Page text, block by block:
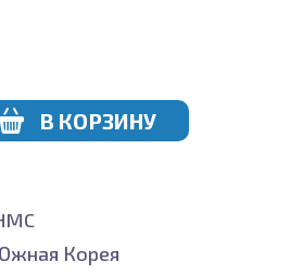
В КОРЗИНУ
Корея